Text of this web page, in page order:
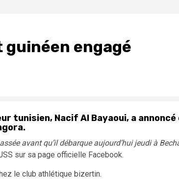
engagé
tunisien, Nacif Al Bayaoui, a annoncé
avant qu’il débarque aujourd’hui jeudi à
sur sa page officielle Facebook.
le club athlétique bizertin.